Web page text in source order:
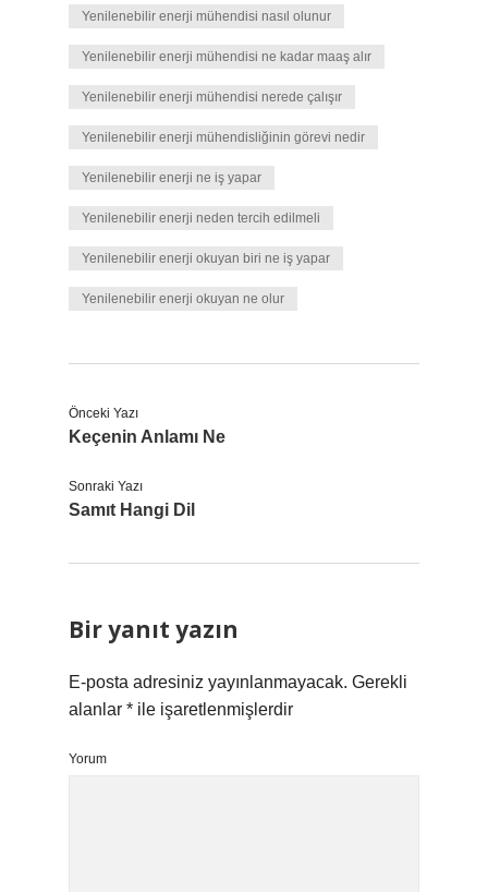
Yenilenebilir enerji mühendisi nasıl olunur
Yenilenebilir enerji mühendisi ne kadar maaş alır
Yenilenebilir enerji mühendisi nerede çalışır
Yenilenebilir enerji mühendisliğinin görevi nedir
Yenilenebilir enerji ne iş yapar
Yenilenebilir enerji neden tercih edilmeli
Yenilenebilir enerji okuyan biri ne iş yapar
Yenilenebilir enerji okuyan ne olur
Önceki Yazı
Keçenin Anlamı Ne
Sonraki Yazı
Samıt Hangi Dil
Bir yanıt yazın
E-posta adresiniz yayınlanmayacak. Gerekli
alanlar * ile işaretlenmişlerdir
Yorum